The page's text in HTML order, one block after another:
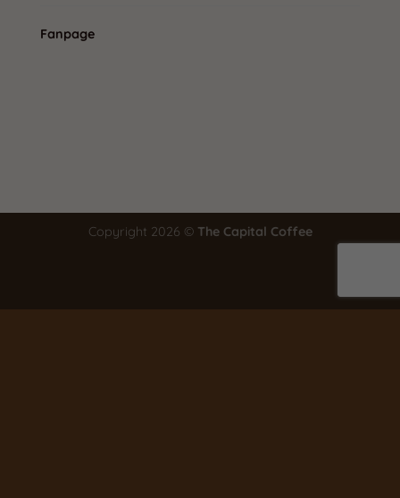
Fanpage
Copyright 2026 © The Capital Coffee